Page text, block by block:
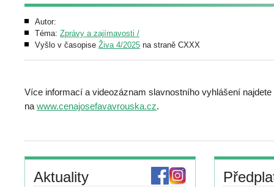
Autor:
Téma: Zprávy a zajímavosti /
Vyšlo v časopise Živa 4/2025 na straně CXXX
Více informací a videozáznam slavnostního vyhlášení najdete
na www.cenajosefavavrouska.cz.
Aktuality